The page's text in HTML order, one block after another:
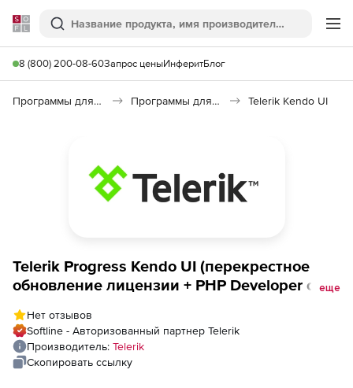
Softline
Поиск
8 (800) 200-08-60Запрос ценыИнферитБлог
Программы для программирования Программы для разработки ПО Telerik Kendo UI
Telerik Progress Kendo UI (перекрестное
обновление лицензии + PHP Developer с
Developer License - Ultimate Support to
Progress DevCraft Complete + PHP &amp;
JSP Standard Upgrade
еще
Нет отзывов
Softline - Авторизованный партнер Telerik
Производитель: Telerik
Скопировать ссылку